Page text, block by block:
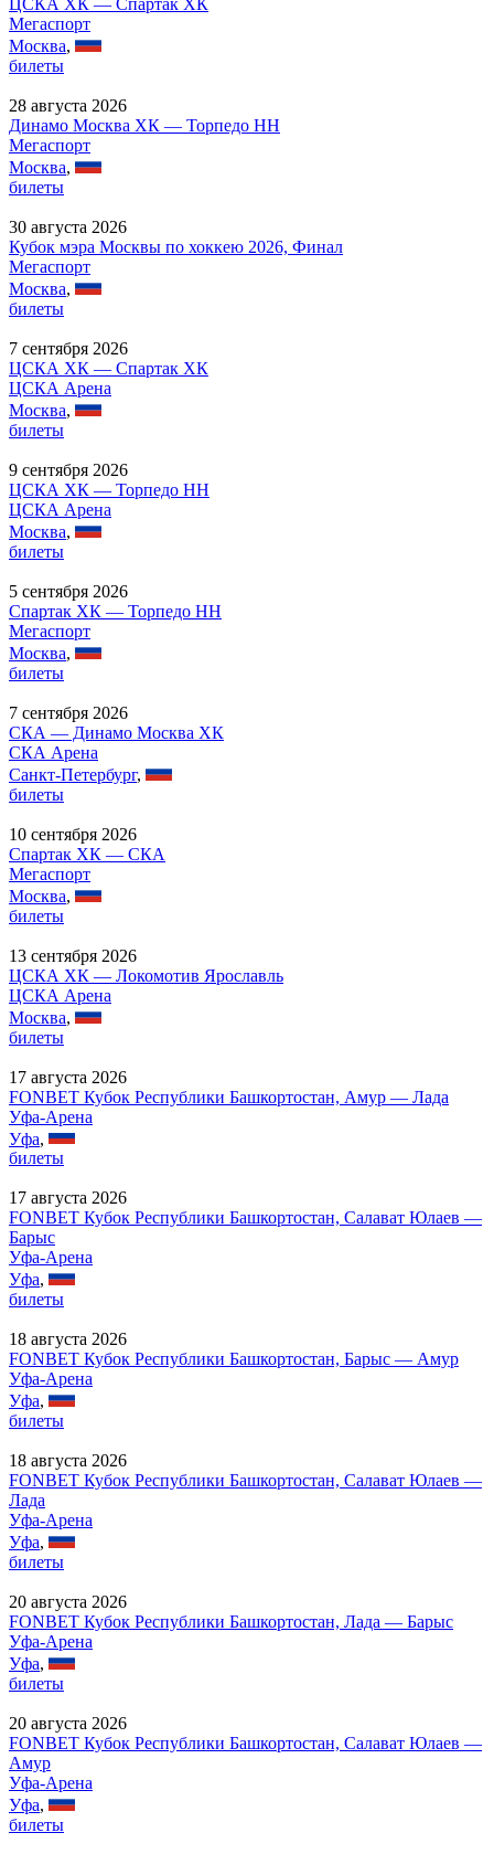
Мегаспорт
Москва,
билеты
28 августа 2026
Динамо Москва ХК — Торпедо НН
Мегаспорт
Москва,
билеты
30 августа 2026
Кубок мэра Москвы по хоккею 2026, Финал
Мегаспорт
Москва,
билеты
7 сентября 2026
ЦСКА ХК — Спартак ХК
ЦСКА Арена
Москва,
билеты
9 сентября 2026
ЦСКА ХК — Торпедо НН
ЦСКА Арена
Москва,
билеты
5 сентября 2026
Спартак ХК — Торпедо НН
Мегаспорт
Москва,
билеты
7 сентября 2026
СКА — Динамо Москва ХК
СКА Арена
Санкт-Петербург,
билеты
10 сентября 2026
Спартак ХК — СКА
Мегаспорт
Москва,
билеты
13 сентября 2026
ЦСКА ХК — Локомотив Ярославль
ЦСКА Арена
Москва,
билеты
17 августа 2026
FONBET Кубок Республики Башкортостан, Амур — Лада
Уфа-Арена
Уфа,
билеты
17 августа 2026
FONBET Кубок Республики Башкортостан, Салават Юлаев —
Барыс
Уфа-Арена
Уфа,
билеты
18 августа 2026
FONBET Кубок Республики Башкортостан, Барыс — Амур
Уфа-Арена
Уфа,
билеты
18 августа 2026
FONBET Кубок Республики Башкортостан, Салават Юлаев —
Лада
Уфа-Арена
Уфа,
билеты
20 августа 2026
FONBET Кубок Республики Башкортостан, Лада — Барыс
Уфа-Арена
Уфа,
билеты
20 августа 2026
FONBET Кубок Республики Башкортостан, Салават Юлаев —
Амур
Уфа-Арена
Уфа,
билеты